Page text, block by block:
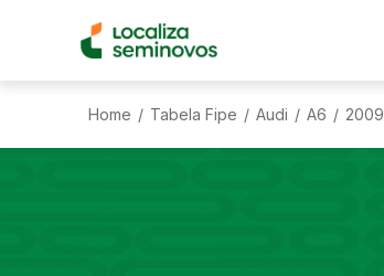
Home / Tabela Fipe / Audi / A6 / 2009